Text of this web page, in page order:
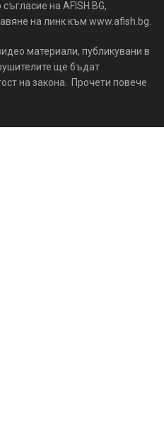
на AFISH.BG,
на линк към www.afish.bg.
материали, публикувани в
ще бъдат
на закона. Прочети повече